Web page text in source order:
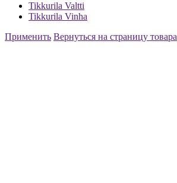
Tikkurila Valtti
Tikkurila Vinha
Применить Вернуться на страницу товара